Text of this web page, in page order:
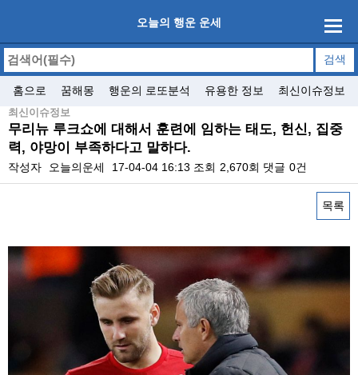
오늘의 행운 운세
홈으로 꿈해몽 행운의 로또분석 유용한 정보 최신이슈정보
최신이슈정보
무리뉴 루크쇼에 대해서 훈련에 임하는 태도, 헌신, 집중
력, 야망이 부족하다고 말하다.
작성자 오늘의운세 17-04-04 16:13 조회 2,670회 댓글 0건
목록
본문